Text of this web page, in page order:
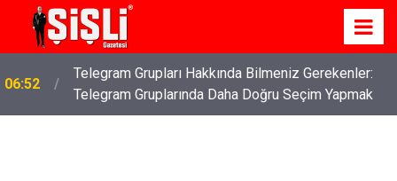
06:52
Telegram Grupları Hakkında Bilmeniz Gerekenler:
Telegram Gruplarında Daha Doğru Seçim Yapmak
04:43
İş Davaları: Haklarınızı Bilmek ve Koruma Altına
Almak